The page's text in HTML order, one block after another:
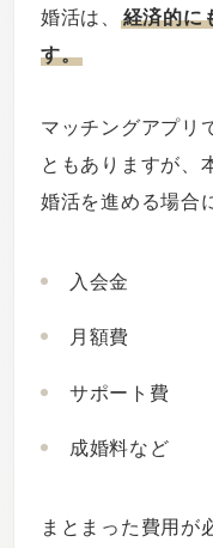
婚活は、 経済的に
す。
マッチングアプリ
ともありますが、
婚活を進める場合
入会金
月額費
サポート費
成婚料など
まとまった費用が